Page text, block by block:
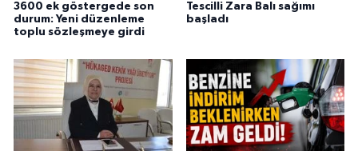
3600 ek göstergede son
durum: Yeni düzenleme
toplu sözleşmeye girdi
Tescilli Zara Balı sağımı
başladı